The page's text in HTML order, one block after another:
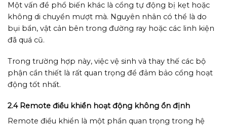
Một vấn đề phổ biến khác là cổng tự động bị kẹt hoặc
không di chuyển mượt mà. Nguyên nhân có thể là do
bụi bẩn, vật cản bên trong đường ray hoặc các linh kiện
đã quá cũ.
Trong trường hợp này, việc vệ sinh và thay thế các bộ
phận cần thiết là rất quan trọng để đảm bảo cổng hoạt
động tốt nhất.
2.4 Remote điều khiển hoạt động không ổn định
Remote điều khiển là một phần quan trọng trong hệ